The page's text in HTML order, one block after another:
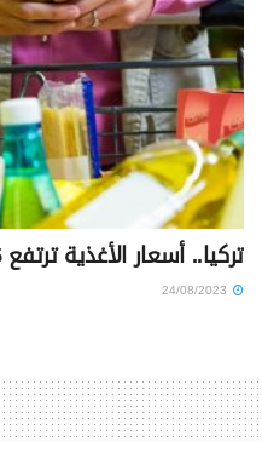
تركيا.. أسعار الأغذية ترتفع 115٪